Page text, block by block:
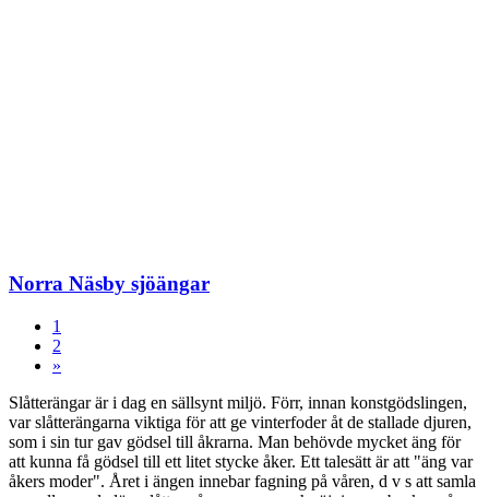
Norra Näsby sjöängar
1
2
»
Slåtterängar är i dag en sällsynt miljö. Förr, innan konstgödslingen,
var slåtterängarna viktiga för att ge vinterfoder åt de stallade djuren,
som i sin tur gav gödsel till åkrarna. Man behövde mycket äng för
att kunna få gödsel till ett litet stycke åker. Ett talesätt är att "äng var
åkers moder". Året i ängen innebar fagning på våren, d v s att samla